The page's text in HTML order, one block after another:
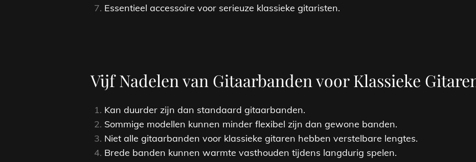
Essentieel accessoire voor serieuze klassieke gitaristen.
Vijf Nadelen van Gitaarbanden voor Klassieke
Kan duurder zijn dan standaard gitaarbanden.
Sommige modellen kunnen minder flexibel zijn dan gewone banden.
Niet alle gitaarbanden voor klassieke gitaren hebben verstelbare lengtes.
Brede banden kunnen warmte vasthouden tijdens langdurig spelen.